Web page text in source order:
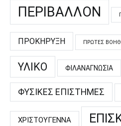
ΠΕΡΙΒΆΛΛΟΝ
ΠΡΟΚΉΡΥΞΗ ΠΡΏΤΕΣ
ΥΛΙΚΌ ΦΙΛΑΝΑΓΝΩΣΊΑ
ΦΥΣΙΚΈΣ ΕΠΙΣΤΉΜΕΣ
ΧΡΙΣΤΟΎΓΕΝΝΑ